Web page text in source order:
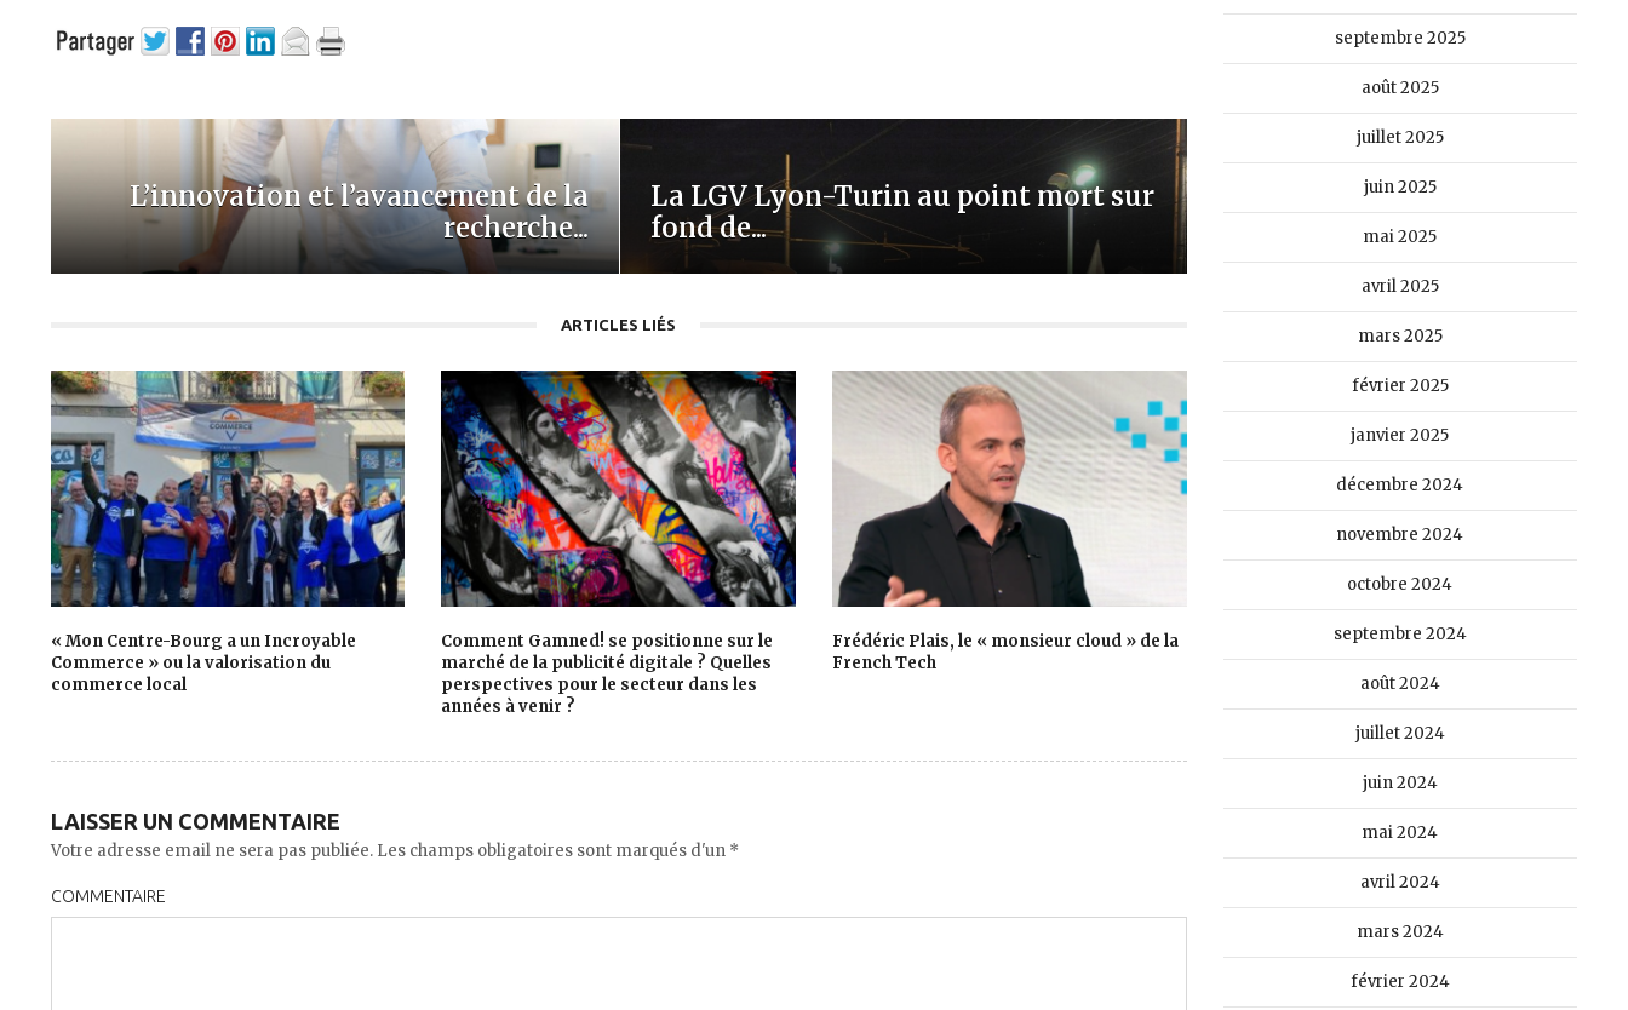
L’innovation et l’avancement de la
recherche...
La LGV Lyon-Turin au point mort sur
fond de...
ARTICLES LIÉS
« Mon Centre-Bourg a un Incroyable
Commerce » ou la valorisation du
commerce local
Comment Gamned! se positionne sur le
marché de la publicité digitale ? Quelles
perspectives pour le secteur dans les
années à venir ?
Frédéric Plais, le « monsieur cloud » de la
French Tech
LAISSER UN COMMENTAIRE
Votre adresse email ne sera pas publiée. Les champs obligatoires sont marqués d'un *
COMMENTAIRE
septembre 2025
août 2025
juillet 2025
juin 2025
mai 2025
avril 2025
mars 2025
février 2025
janvier 2025
décembre 2024
novembre 2024
octobre 2024
septembre 2024
août 2024
juillet 2024
juin 2024
mai 2024
avril 2024
mars 2024
février 2024